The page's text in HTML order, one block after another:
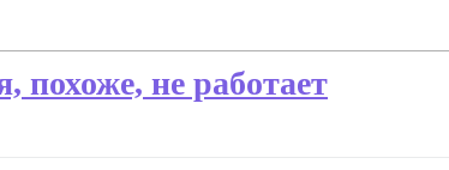
похоже, не работает